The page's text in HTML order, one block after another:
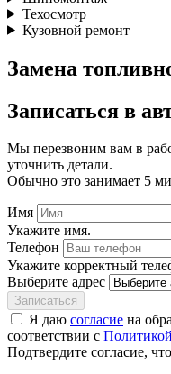
Техосмотр
Кузовной ремонт
Замена
Записаться в
Мы перезвоним вам в
уточнить детали.
Обычно это занимает 5
Имя
Укажите имя.
Телефон
Укажите корректный
Выберите адрес
Записаться
Я даю согласие на
соответствии с
Подтвердите согласие,